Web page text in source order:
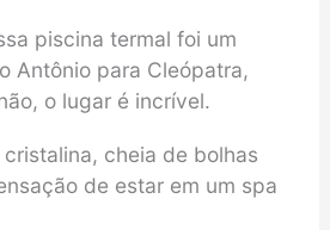
piscina termal foi um
Antônio para Cleópatra,
o lugar é incrível.
cheia de bolhas
de estar em um spa